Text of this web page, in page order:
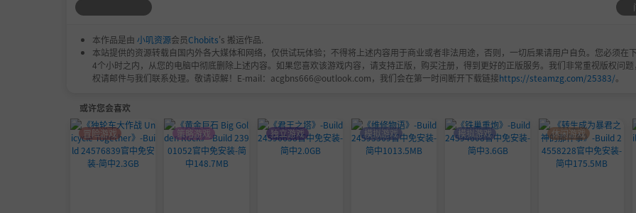
本作品是由 小叽资源会员Chobits's 搬运作品.
本站提供的资源转载自国内外各大媒体和网络，仅供试玩体验；不得将上述内容用于商业或者非法用途，否则，一切后果请用户自负。您必须在
4个小时之内，从您的电脑中彻底删除上述内容。如果您喜欢该游戏内容，请支持正版，购买注册，得到更好的正版服务。我们非常重视版权问题
权请邮件与我们联系处理。敬请谅解！E-mail：acgbns666@outlook.com，我们会在第一时间断开下载链接https://steamzg.com/25383/。
或许您会喜欢
冒险游戏 策略游戏 独立游戏 模拟游戏 模拟游戏 休闲游戏